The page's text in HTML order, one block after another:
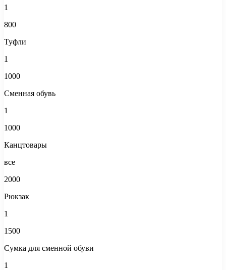
1
800
Туфли
1
1000
Сменная обувь
1
1000
Канцтовары
все
2000
Рюкзак
1
1500
Сумка для сменной обуви
1